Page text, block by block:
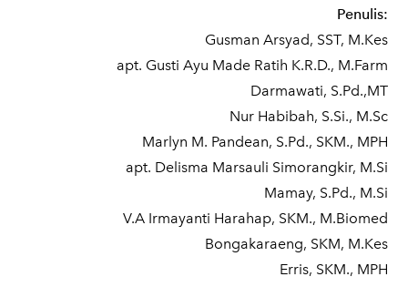
Penulis:
Gusman Arsyad, SST, M.Kes
apt. Gusti Ayu Made Ratih K.R.D., M.Farm
Darmawati, S.Pd.,MT
Nur Habibah, S.Si., M.Sc
Marlyn M. Pandean, S.Pd., SKM., MPH
apt. Delisma Marsauli Simorangkir, M.Si
Mamay, S.Pd., M.Si
V.A Irmayanti Harahap, SKM., M.Biomed
Bongakaraeng, SKM, M.Kes
Erris, SKM., MPH